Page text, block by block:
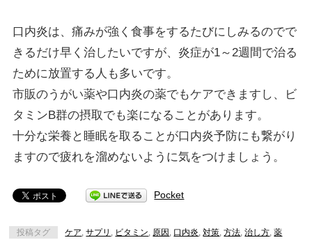
口内炎は、痛みが強く食事をするたびにしみるのでで
きるだけ早く治したいですが、炎症が1～2週間で治る
ために放置する人も多いです。
市販のうがい薬や口内炎の薬でもケアできますし、ビ
タミンB群の摂取でも楽になることがあります。
十分な栄養と睡眠を取ることが口内炎予防にも繋がり
ますので疲れを溜めないように気をつけましょう。
Pocket
投稿タグ ケア ,サプリ ビタミン 原因 口内炎 ,対策 ,方法 ,治し方 ,薬